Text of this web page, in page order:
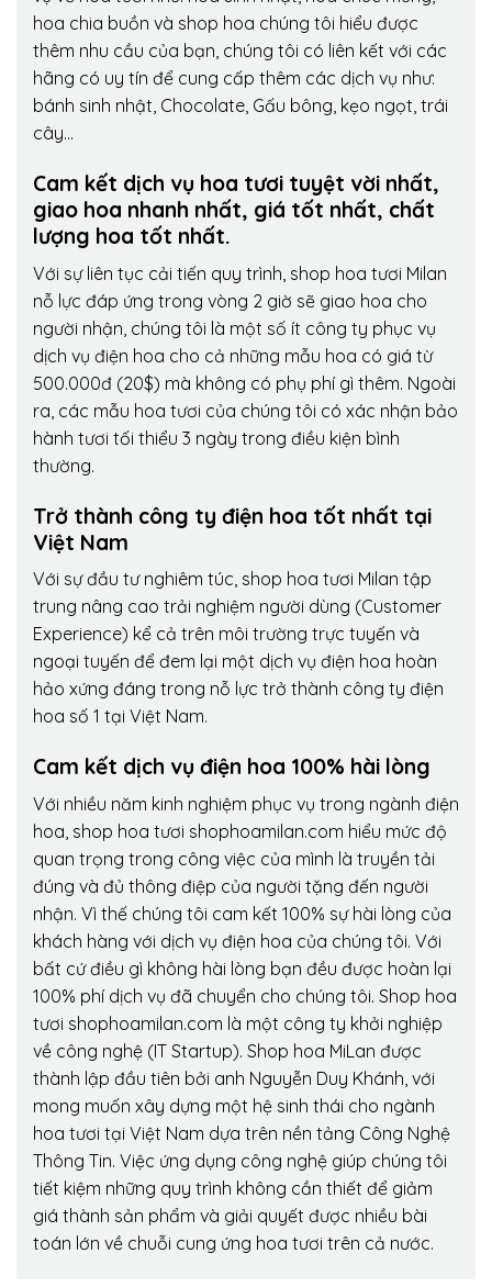
hoa chia buồn và shop hoa chúng tôi hiểu được
thêm nhu cầu của bạn, chúng tôi có liên kết với các
hãng có uy tín để cung cấp thêm các dịch vụ như:
bánh sinh nhật, Chocolate, Gấu bông, kẹo ngọt, trái
cây…
Cam kết dịch vụ hoa tươi tuyệt vời nhất,
giao hoa nhanh nhất, giá tốt nhất, chất
lượng hoa tốt nhất.
Với sự liên tục cải tiến quy trình, shop hoa tươi Milan
nỗ lực đáp ứng trong vòng 2 giờ sẽ giao hoa cho
người nhận, chúng tôi là một số ít công ty phục vụ
dịch vụ điện hoa cho cả những mẫu hoa có giá từ
500.000đ (20$) mà không có phụ phí gì thêm. Ngoài
ra, các mẫu hoa tươi của chúng tôi có xác nhận bảo
hành tươi tối thiểu 3 ngày trong điều kiện bình
thường.
Trở thành công ty điện hoa tốt nhất tại
Việt Nam
Với sự đầu tư nghiêm túc, shop hoa tươi Milan tập
trung nâng cao trải nghiệm người dùng (Customer
Experience) kể cả trên môi trường trực tuyến và
ngoại tuyến để đem lại một dịch vụ điện hoa hoàn
hảo xứng đáng trong nỗ lực trở thành công ty điện
hoa số 1 tại Việt Nam.
Cam kết dịch vụ điện hoa 100% hài lòng
Với nhiều năm kinh nghiệm phục vụ trong ngành điện
hoa, shop hoa tươi shophoamilan.com hiểu mức độ
quan trọng trong công việc của mình là truyền tải
đúng và đủ thông điệp của người tặng đến người
nhận. Vì thế chúng tôi cam kết 100% sự hài lòng của
khách hàng với dịch vụ điện hoa của chúng tôi. Với
bất cứ điều gì không hài lòng bạn đều được hoàn lại
100% phí dịch vụ đã chuyển cho chúng tôi. Shop hoa
tươi shophoamilan.com là một công ty khởi nghiệp
về công nghệ (IT Startup). Shop hoa MiLan được
thành lập đầu tiên bởi anh Nguyễn Duy Khánh, với
mong muốn xây dựng một hệ sinh thái cho ngành
hoa tươi tại Việt Nam dựa trên nền tảng Công Nghệ
Thông Tin. Việc ứng dụng công nghệ giúp chúng tôi
tiết kiệm những quy trình không cần thiết để giảm
giá thành sản phẩm và giải quyết được nhiều bài
toán lớn về chuỗi cung ứng hoa tươi trên cả nước.